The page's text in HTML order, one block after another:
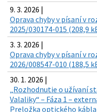
9. 3. 2026 |
Oprava chyby v písaní v
2025/030174-015 (208,9
3. 3. 2026 |
Oprava chyby v písaní v
2026/008547-010 (188,5
30. 1. 2026 |
„Rozhodnutie o užívaní
Valaliky“ – Fáza 1 –
Preložka optického